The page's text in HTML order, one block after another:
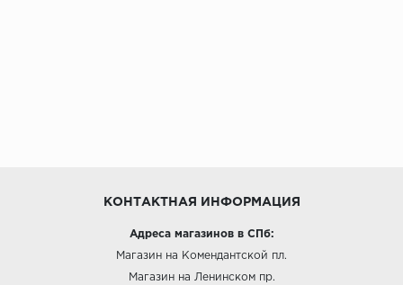
КОНТАКТНАЯ ИНФОРМАЦИЯ
Адреса магазинов в СПб:
Магазин на Комендантской пл.
Магазин на Ленинском пр.